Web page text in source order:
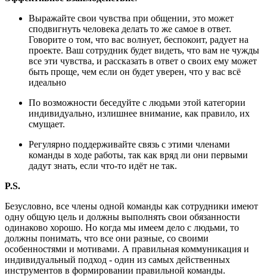
Выражайте свои чувства при общении, это может
сподвигнуть человека делать то же самое в ответ.
Говорите о том, что вас волнует, беспокоит, радует на
проекте. Ваш сотрудник будет видеть, что вам не чужды
все эти чувства, и рассказать в ответ о своих ему может
быть проще, чем если он будет уверен, что у вас всё
идеально
По возможности беседуйте с людьми этой категории
индивидуально, излишнее внимание, как правило, их
смущает.
Регулярно поддерживайте связь с этими членами
команды в ходе работы, так как вряд ли они первыми
дадут знать, если что-то идёт не так.
P.S.
Безусловно, все члены одной команды как сотрудники имеют
одну общую цель и должны выполнять свои обязанности
одинаково хорошо. Но когда мы имеем дело с людьми, то
должны понимать, что все они разные, со своими
особенностями и мотивами. А правильная коммуникация и
индивидуальный подход - один из самых действенных
инструментов в формировании правильной команды.